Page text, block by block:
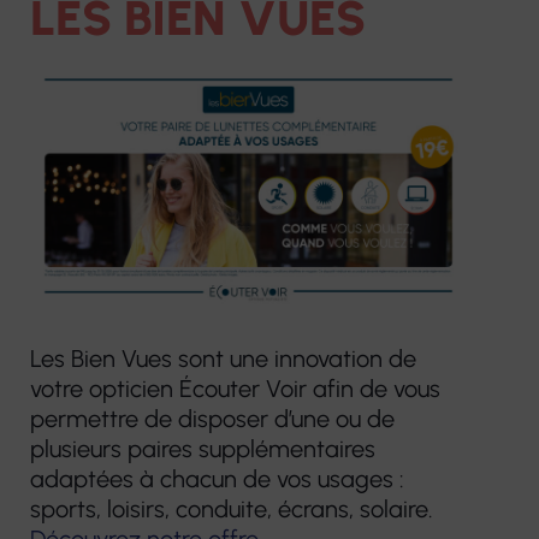
Centres de
infirmiers
Hospitalisation
à domicile
santé dentaire
Centres
optiques
Écouter
Voir
d'audition
Écouter
Voir
Laboratoire
de
Services de soins
infirmiers à
domicile
Services à domicile
éop la
Service Mandataire
Judiciaire à la
Protection des
Majeurs
Résidences
pour
personnes
âgées
Hébergements
temporaires
Habitats
inclusifs
Vilâmo
Accueil de jour
thérapeutique
Nous contacter
LES BIEN VUES
Les Bien Vues sont une innovation de
votre opticien Écouter Voir afin de vous
permettre de disposer d’une ou de
plusieurs paires supplémentaires
adaptées à chacun de vos usages :
sports, loisirs, conduite, écrans, solaire.